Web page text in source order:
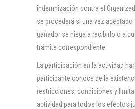
indemnización contra el
se procederá si una vez aceptado
ganador se niega a recibirlo o a
trámite correspondiente.
La participación en la actividad
participante conoce de la
restricciones, condiciones y
actividad para todos los efectos